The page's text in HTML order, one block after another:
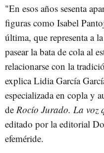
"En esos años sesenta
figuras como Isabel
última, que representa a
pasear la bata de cola al
relacionarse con la
explica Lidia García
especializada en copla y
de Rocío Jurado. La voz
editado por la editorial
efeméride.